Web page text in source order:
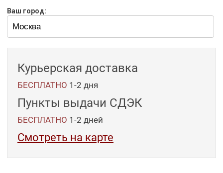
Ваш город:
Курьерская доставка
БЕСПЛАТНО 1-2 дня
Пункты выдачи СДЭК
БЕСПЛАТНО 1-2 дней
Смотреть на карте